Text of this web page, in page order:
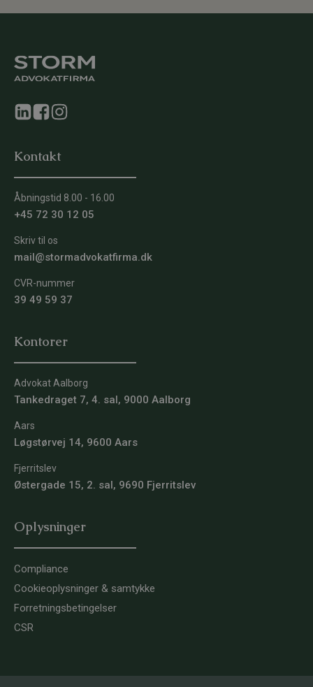
Kontakt
Åbningstid 8.00 - 16.00
+45 72 30 12 05
Skriv til os
mail@stormadvokatfirma.dk
CVR-nummer
39 49 59 37
Kontorer
Advokat Aalborg
Tankedraget 7, 4. sal, 9000 Aalborg
Aars
Løgstørvej 14, 9600 Aars
Fjerritslev
Østergade 15, 2. sal, 9690 Fjerritslev
Oplysninger
Compliance
Cookieoplysninger & samtykke
Forretningsbetingelser
CSR